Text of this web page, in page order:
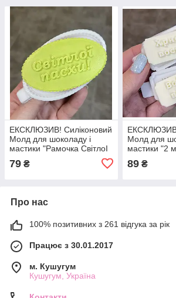
ЕКСКЛЮЗИВ! Силіконовий
Молд для шоколаду і
мастики "Рамочка СвiтлоI
79 ₴
Молд для
мастики "2
ВоIстину
89₴
Про нас
100% позитивних з 261 відгука за рік
Працює з 30.01.2017
м. Кушугум
Кушугум, Україна